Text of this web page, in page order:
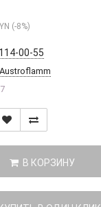
(-8%)
00-55
Austroflamm
В КОРЗИНУ